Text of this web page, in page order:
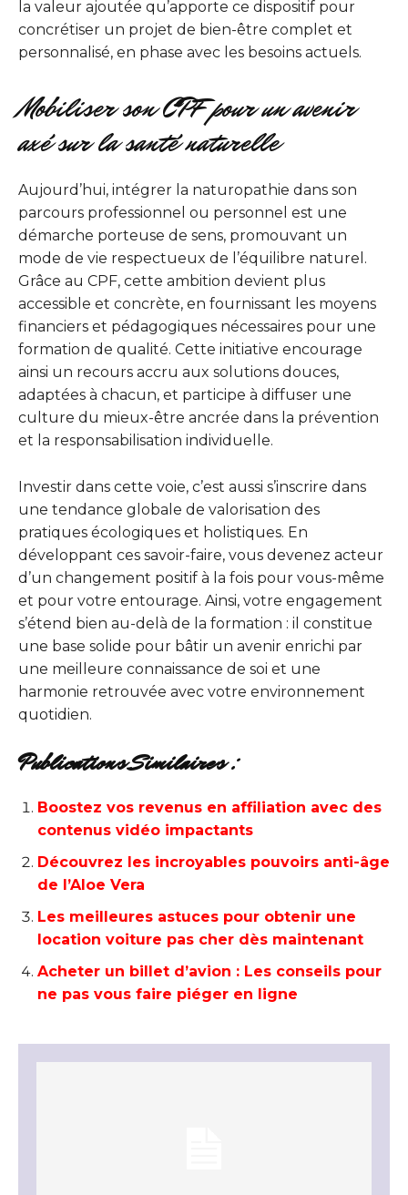
la valeur ajoutée qu’apporte ce dispositif pour
concrétiser un projet de bien-être complet et
personnalisé, en phase avec les besoins actuels.
Mobiliser son CPF pour un avenir
axé sur la santé naturelle
Aujourd’hui, intégrer la naturopathie dans son
parcours professionnel ou personnel est une
démarche porteuse de sens, promouvant un
mode de vie respectueux de l’équilibre naturel.
Grâce au CPF, cette ambition devient plus
accessible et concrète, en fournissant les moyens
financiers et pédagogiques nécessaires pour une
formation de qualité. Cette initiative encourage
ainsi un recours accru aux solutions douces,
adaptées à chacun, et participe à diffuser une
culture du mieux-être ancrée dans la prévention
et la responsabilisation individuelle.
Investir dans cette voie, c’est aussi s’inscrire dans
une tendance globale de valorisation des
pratiques écologiques et holistiques. En
développant ces savoir-faire, vous devenez acteur
d’un changement positif à la fois pour vous-même
et pour votre entourage. Ainsi, votre engagement
s’étend bien au-delà de la formation : il constitue
une base solide pour bâtir un avenir enrichi par
une meilleure connaissance de soi et une
harmonie retrouvée avec votre environnement
quotidien.
Publications Similaires :
Boostez vos revenus en affiliation avec des
contenus vidéo impactants
Découvrez les incroyables pouvoirs anti-âge
de l’Aloe Vera
Les meilleures astuces pour obtenir une
location voiture pas cher dès maintenant
Acheter un billet d’avion : Les conseils pour
ne pas vous faire piéger en ligne